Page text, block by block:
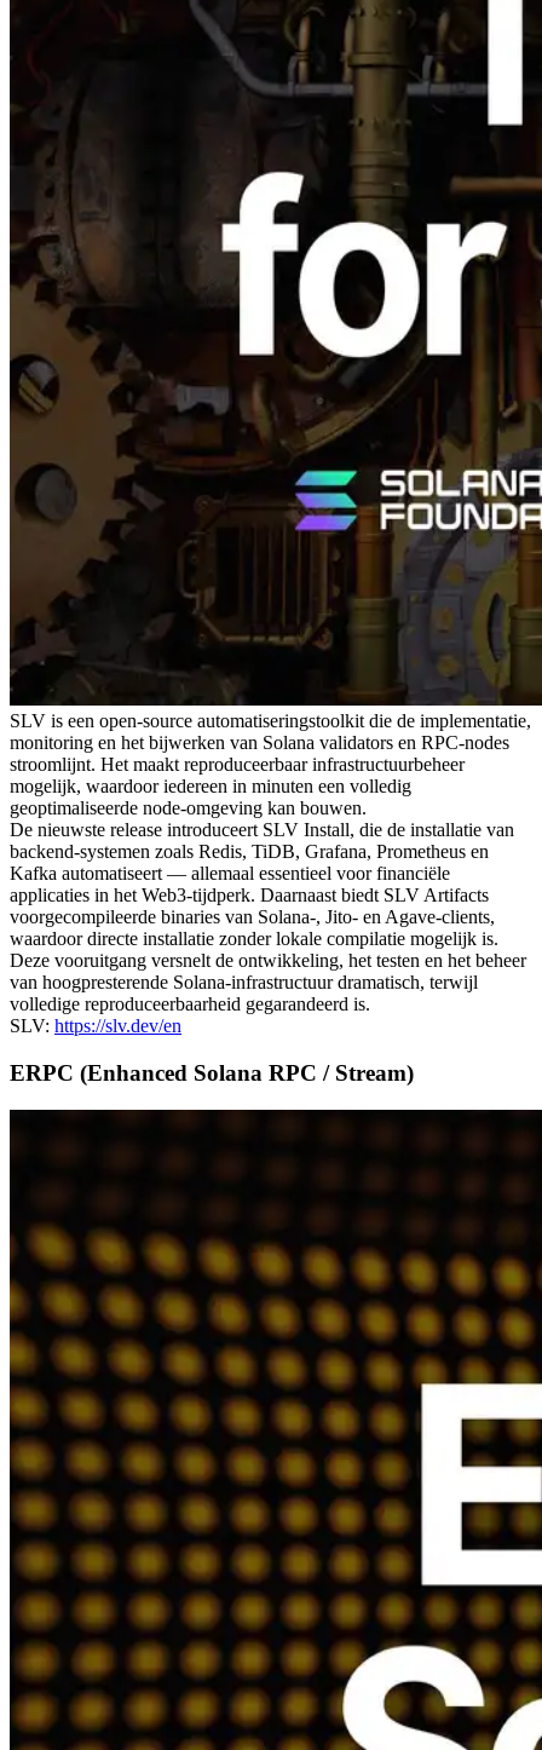
SLV is een open-source automatiseringstoolkit die de implementatie,
monitoring en het bijwerken van Solana validators en RPC-nodes
stroomlijnt. Het maakt reproduceerbaar infrastructuurbeheer
mogelijk, waardoor iedereen in minuten een volledig
geoptimaliseerde node-omgeving kan bouwen.
De nieuwste release introduceert SLV Install, die de installatie van
backend-systemen zoals Redis, TiDB, Grafana, Prometheus en
Kafka automatiseert — allemaal essentieel voor financiële
applicaties in het Web3-tijdperk. Daarnaast biedt SLV Artifacts
voorgecompileerde binaries van Solana-, Jito- en Agave-clients,
waardoor directe installatie zonder lokale compilatie mogelijk is.
Deze vooruitgang versnelt de ontwikkeling, het testen en het beheer
van hoogpresterende Solana-infrastructuur dramatisch, terwijl
volledige reproduceerbaarheid gegarandeerd is.
SLV: https://slv.dev/en
ERPC (Enhanced Solana RPC / Stream)